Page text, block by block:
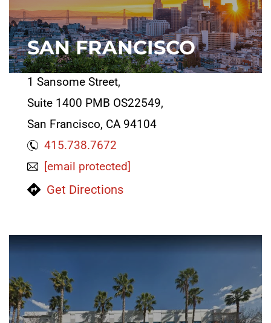
SAN FRANCISCO
1 Sansome Street,
Suite 1400 PMB OS22549,
San Francisco, CA 94104
415.738.7672
[email protected]
Get Directions